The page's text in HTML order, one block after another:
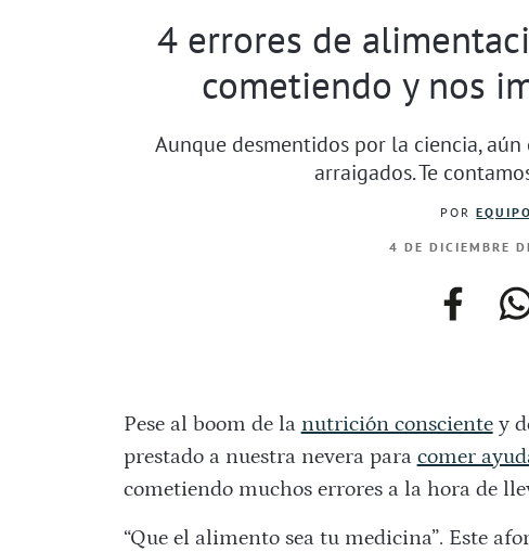
4 errores de
cometiendo y nos
Aunque desmentidos por la ciencia,
arraigados. Te
POR
4 DE DICIEMBRE
web
Pese al boom de la nutrición conscientey
prestado a nuestra nevera para comer
cometiendo muchos errores a la hora de
“Que el alimento sea tu medicina”. Este